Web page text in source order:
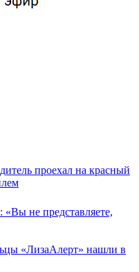
проехал на красный
не представляете,
«ЛизаАлерт» нашли в